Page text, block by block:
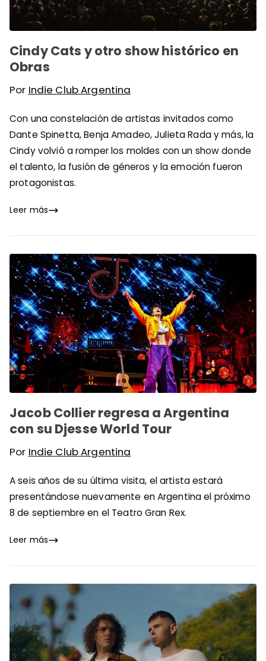
Cindy Cats y otro show histórico en
Obras
Por Indie Club Argentina
Con una constelación de artistas invitados como
Dante Spinetta, Benja Amadeo, Julieta Rada y más, la
Cindy volvió a romper los moldes con un show donde
el talento, la fusión de géneros y la emoción fueron
protagonistas.
Leer más
Jacob Collier regresa a Argentina
con su Djesse World Tour
Por Indie Club Argentina
A seis años de su última visita, el artista estará
presentándose nuevamente en Argentina el próximo
8 de septiembre en el Teatro Gran Rex.
Leer más